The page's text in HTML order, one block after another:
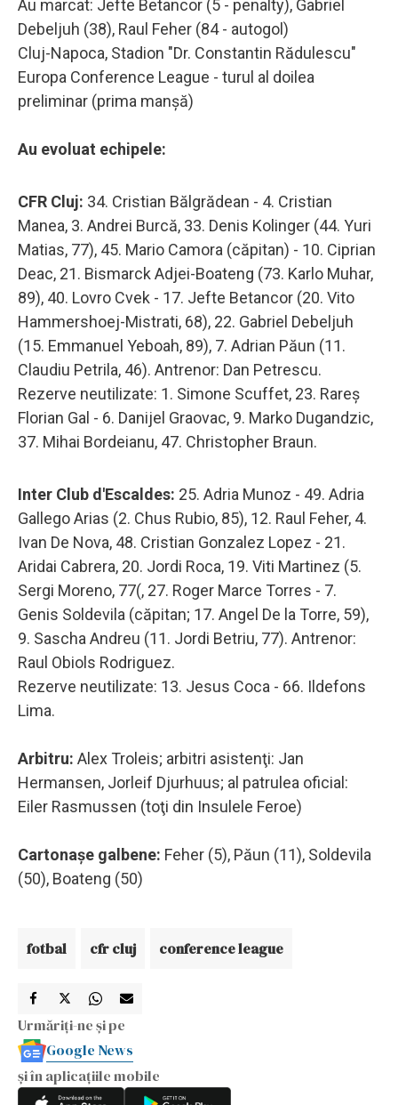
Au marcat: Jefte Betancor (5 - penalty), Gabriel
Debeljuh (38), Raul Feher (84 - autogol)
Cluj-Napoca, Stadion "Dr. Constantin Rădulescu"
Europa Conference League - turul al doilea
preliminar (prima manşă)
Au evoluat echipele:
CFR Cluj: 34. Cristian Bălgrădean - 4. Cristian
Manea, 3. Andrei Burcă, 33. Denis Kolinger (44. Yuri
Matias, 77), 45. Mario Camora (căpitan) - 10. Ciprian
Deac, 21. Bismarck Adjei-Boateng (73. Karlo Muhar,
89), 40. Lovro Cvek - 17. Jefte Betancor (20. Vito
Hammershoej-Mistrati, 68), 22. Gabriel Debeljuh
(15. Emmanuel Yeboah, 89), 7. Adrian Păun (11.
Claudiu Petrila, 46). Antrenor: Dan Petrescu.
Rezerve neutilizate: 1. Simone Scuffet, 23. Rareş
Florian Gal - 6. Danijel Graovac, 9. Marko Dugandzic,
37. Mihai Bordeianu, 47. Christopher Braun.
Inter Club d'Escaldes: 25. Adria Munoz - 49. Adria
Gallego Arias (2. Chus Rubio, 85), 12. Raul Feher, 4.
Ivan De Nova, 48. Cristian Gonzalez Lopez - 21.
Aridai Cabrera, 20. Jordi Roca, 19. Viti Martinez (5.
Sergi Moreno, 77(, 27. Roger Marce Torres - 7.
Genis Soldevila (căpitan; 17. Angel De la Torre, 59),
9. Sascha Andreu (11. Jordi Betriu, 77). Antrenor:
Raul Obiols Rodriguez.
Rezerve neutilizate: 13. Jesus Coca - 66. Ildefons
Lima.
Arbitru: Alex Troleis; arbitri asistenţi: Jan
Hermansen, Jorleif Djurhuus; al patrulea oficial:
Eiler Rasmussen (toţi din Insulele Feroe)
Cartonaşe galbene: Feher (5), Păun (11), Soldevila
(50), Boateng (50)
fotbal cfr cluj conference league
Urmăriți-ne și pe
Google News
și în aplicațiile mobile